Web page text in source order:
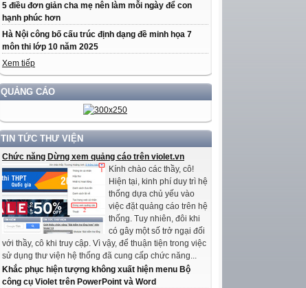
5 điều đơn giản cha mẹ nên làm mỗi ngày để con
hạnh phúc hơn
Hà Nội công bố cấu trúc định dạng đề minh họa 7
môn thi lớp 10 năm 2025
Xem tiếp
QUẢNG CÁO
TIN TỨC THƯ VIỆN
Chức năng Dừng xem quảng cáo trên violet.vn
Kính chào các thầy, cô!
Hiện tại, kinh phí duy trì hệ
thống dựa chủ yếu vào
việc đặt quảng cáo trên hệ
thống. Tuy nhiên, đôi khi
có gây một số trở ngại đối
với thầy, cô khi truy cập. Vì vậy, để thuận tiện trong việc
sử dụng thư viện hệ thống đã cung cấp chức năng...
Khắc phục hiện tượng không xuất hiện menu Bộ
công cụ Violet trên PowerPoint và Word